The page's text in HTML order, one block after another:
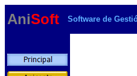
AniSoft Software de